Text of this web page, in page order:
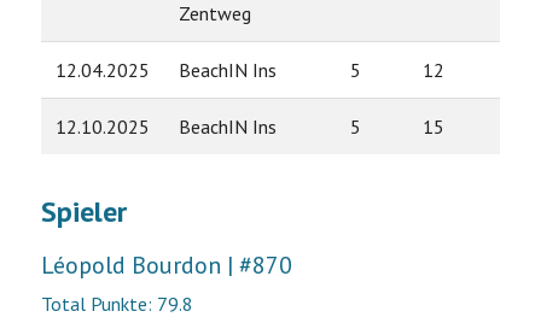
Zentweg
12.04.2025 BeachIN Ins 5 12
12.10.2025 BeachIN Ins 5 15
Spieler
Léopold Bourdon | #870
Total Punkte: 79.8